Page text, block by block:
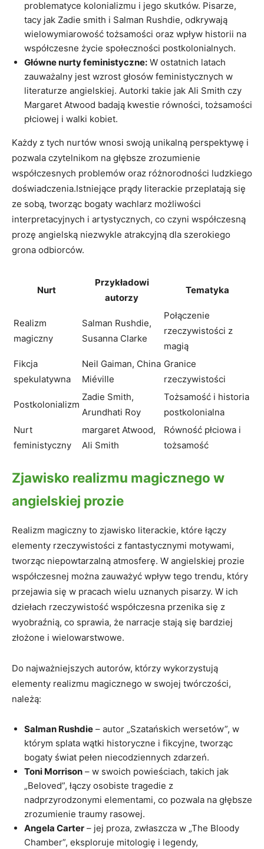
problematyce kolonializmu i jego skutków. Pisarze,
tacy jak Zadie smith i Salman Rushdie, odkrywają
wielowymiarowość tożsamości oraz wpływ historii na
współczesne życie społeczności postkolonialnych.
Główne nurty feministyczne: W ostatnich latach
zauważalny jest wzrost głosów feministycznych w
literaturze angielskiej. Autorki takie jak Ali Smith czy
Margaret Atwood badają kwestie równości, tożsamości
płciowej i walki kobiet.
Każdy z tych nurtów wnosi swoją unikalną perspektywę i
pozwala czytelnikom na głębsze zrozumienie
współczesnych problemów oraz różnorodności ludzkiego
doświadczenia.Istniejące prądy literackie przeplatają się
ze sobą, tworząc bogaty wachlarz możliwości
interpretacyjnych i artystycznych, co czyni współczesną
prozę angielską niezwykle atrakcyjną dla szerokiego
grona odbiorców.
Nurt
Przykładowi
autorzy
Tematyka
Realizm
magiczny
Salman Rushdie,
Susanna Clarke
Połączenie
rzeczywistości z
magią
Fikcja
spekulatywna
Neil Gaiman, China
Miéville
Granice
rzeczywistości
Postkolonializm
Zadie Smith,
Arundhati Roy
Tożsamość i historia
postkolonialna
Nurt
feministyczny
margaret Atwood,
Ali Smith
Równość płciowa i
tożsamość
Zjawisko realizmu magicznego w
angielskiej prozie
Realizm magiczny to zjawisko literackie, które łączy
elementy rzeczywistości z fantastycznymi motywami,
tworząc niepowtarzalną atmosferę. W angielskiej prozie
współczesnej można zauważyć wpływ tego trendu, który
przejawia się w pracach wielu uznanych pisarzy. W ich
dziełach rzeczywistość współczesna przenika się z
wyobraźnią, co sprawia, że narracje stają się bardziej
złożone i wielowarstwowe.
Do najważniejszych autorów, którzy wykorzystują
elementy realizmu magicznego w swojej twórczości,
należą:
Salman Rushdie – autor „Szatańskich wersetów”, w
którym splata wątki historyczne i fikcyjne, tworząc
bogaty świat pełen niecodziennych zdarzeń.
Toni Morrison – w swoich powieściach, takich jak
„Beloved”, łączy osobiste tragedie z
nadprzyrodzonymi elementami, co pozwala na głębsze
zrozumienie traumy rasowej.
Angela Carter – jej proza, zwłaszcza w „The Bloody
Chamber”, eksploruje mitologię i legendy,